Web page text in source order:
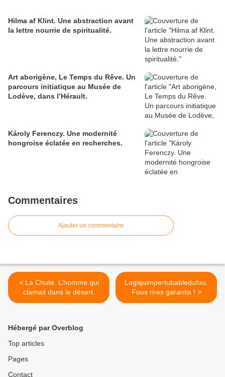
Hilma af Klint. Une abstraction avant
la lettre nourrie de spiritualité.
Art aborigène, Le Temps du Rêve. Un
parcours initiatique au Musée de
Lodève, dans l’Hérault.
Károly Ferenczy. Une modernité
hongroise éclatée en recherches.
Commentaires
Ajouter un commentaire
< La Chute. L’homme qui
clamait dans le désert.
Logiquimpertubabledufou.
Fous rires garantis ! >
Hébergé par Overblog
Top articles
Pages
Contact